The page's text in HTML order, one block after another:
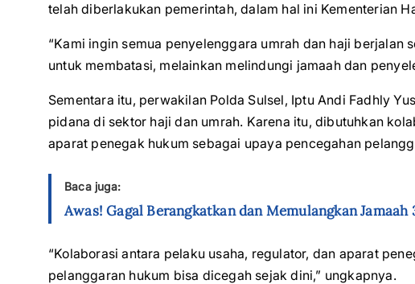
telah diberlakukan pemerintah, dalam hal ini Kementerian
“Kami ingin semua penyelenggara umrah dan haji berjalan
untuk membatasi, melainkan melindungi jamaah dan
Sementara itu, perwakilan Polda Sulsel, Iptu Andi Fadhly
pidana di sektor haji dan umrah. Karena itu, dibutuhkan
aparat penegak hukum sebagai upaya pencegahan
Baca juga:
Awas! Gagal Berangkatkan dan Memulangkan
“Kolaborasi antara pelaku usaha, regulator, dan aparat
pelanggaran hukum bisa dicegah sejak dini,” ungkapnya.